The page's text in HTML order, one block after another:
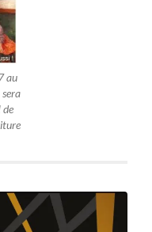
au
de